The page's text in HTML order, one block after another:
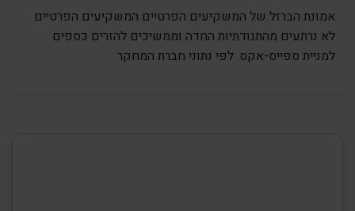
אמונת הברזל של המשקיעים הפרטיים המשקיעים הפרטיים
לא נרתעים מהתנודתיות החדה וממשיכים להזרים כספים
למניית ספייס-אקס. לפי נתוני חברת המחקר